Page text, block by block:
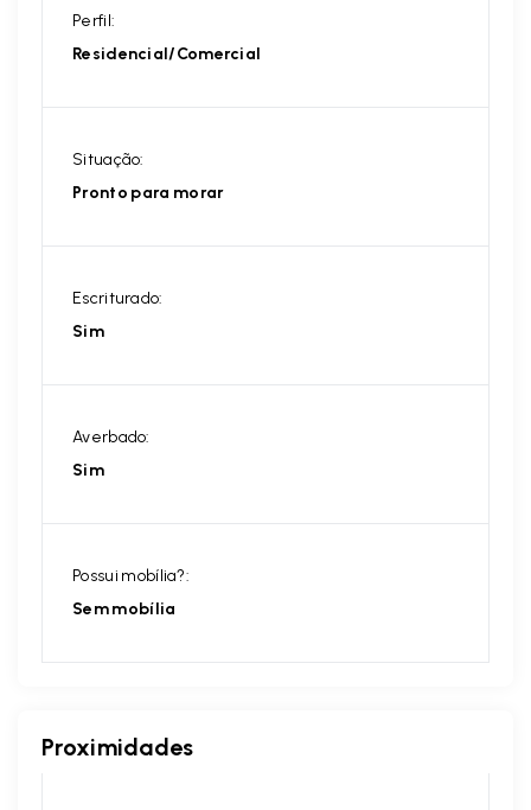
Perfil:
Residencial/Comercial
Situação:
Pronto para morar
Escriturado:
Sim
Averbado:
Sim
Possui mobília?:
Sem mobília
Proximidades